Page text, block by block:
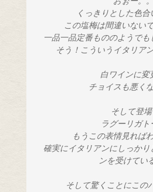
くっきりとした色合
この塩梅は間違いない
一品一品定番もののようで
そう！こういうイタリア
白ワインに変
チョイスも悪く
そして登場
ラグーリガト
もうこの表情見れば
ンを受けてい
そして驚くことにこの